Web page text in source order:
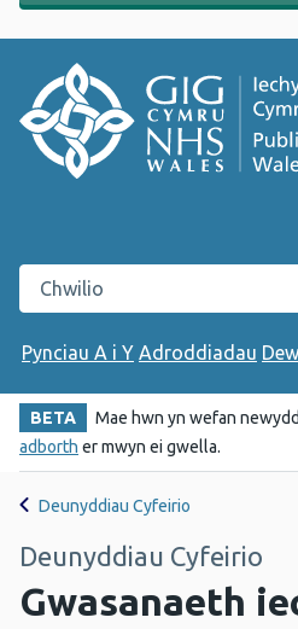
Chwilio gwefan Iechyd
Pynciau A i Y Adroddiadau
BETA
Mae hwn yn wefan
adborth er mwyn ei gwella.
Deunyddiau Cyfeirio
Deunyddiau Cyfeirio
Gwasanaeth